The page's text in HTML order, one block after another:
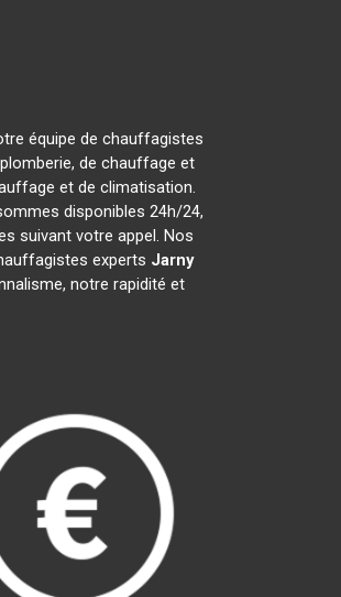
équipe de chauffagistes
de chauffage et
et de climatisation.
disponibles 24h/24,
suivant votre appel. Nos
experts Jarny
notre rapidité et